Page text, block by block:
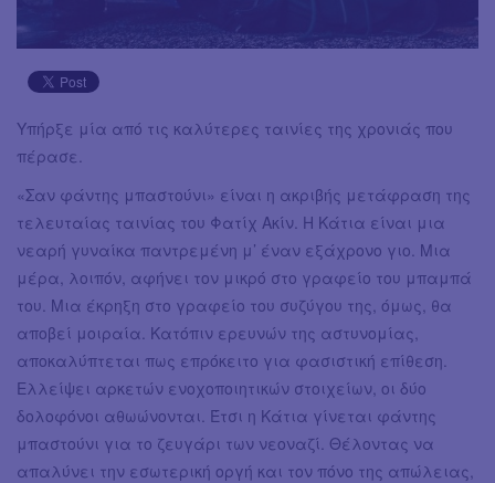
Υπήρξε μία από τις καλύτερες ταινίες της χρονιάς που
πέρασε.
«Σαν φάντης μπαστούνι» είναι η ακριβής μετάφραση της
τελευταίας ταινίας του Φατίχ Ακίν. Η Κάτια είναι μια
νεαρή γυναίκα παντρεμένη μ’ έναν εξάχρονο γιο. Μια
μέρα, λοιπόν, αφήνει τον μικρό στο γραφείο του μπαμπά
του. Μια έκρηξη στο γραφείο του συζύγου της, όμως, θα
αποβεί μοιραία. Κατόπιν ερευνών της αστυνομίας,
αποκαλύπτεται πως επρόκειτο για φασιστική επίθεση.
Ελλείψει αρκετών ενοχοποιητικών στοιχείων, οι δύο
δολοφόνοι αθωώνονται. Έτσι η Κάτια γίνεται φάντης
μπαστούνι για το ζευγάρι των νεοναζί. Θέλοντας να
απαλύνει την εσωτερική οργή και τον πόνο της απώλειας,